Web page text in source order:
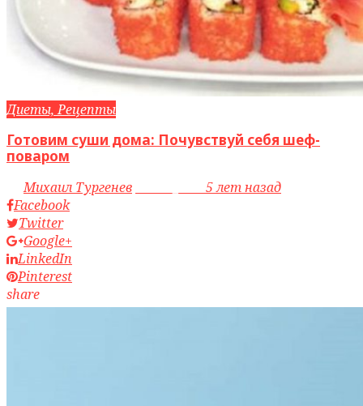
Диеты, Рецепты
Готовим суши дома: Почувствуй себя шеф-
поваром
byМихаил Тургенев
5 лет назад
Facebook
Twitter
Google+
LinkedIn
Pinterest
share